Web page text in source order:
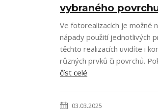
vybraného
Ve fotorealizacích je možné
nápady použití jednotlivých
těchto realizacích uvidíte i
různých prvků či povrchů.
číst celé
03.03.2025